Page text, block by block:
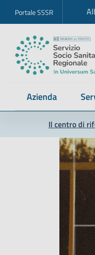
Portale SSSR
Azienda
Il centro di